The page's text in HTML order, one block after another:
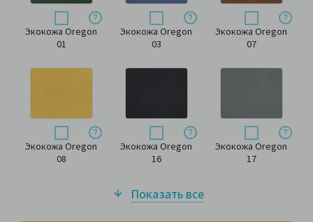
Экокожа Oregon
01
Экокожа Oregon
03
Экокожа Oregon
07
Экокожа Oregon
08
Экокожа Oregon
16
Экокожа Oregon
17
Показать все